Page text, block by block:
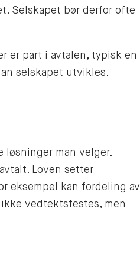
Selskapet bør derfor ofte
er part i avtalen, typisk en
selskapet utvikles.
man velger.
Loven setter
eksempel kan fordeling av
vedtektsfestes, men